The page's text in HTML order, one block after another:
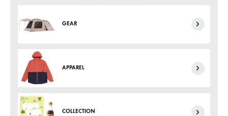
GEAR
APPAREL
COLLECTION